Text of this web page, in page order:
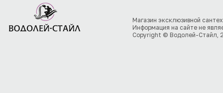
Магазин эксклюзивной
Информация на сайте не
Copyright © Водолей-Стайл,